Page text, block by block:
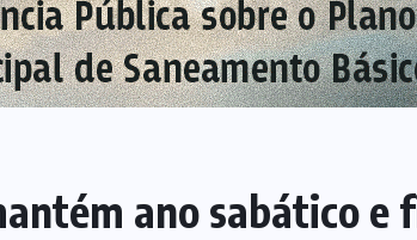
ano sabático e